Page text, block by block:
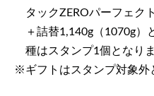
タックZEROパーフェク
＋詰替1,140g（1070g）
種はスタンプ1個となりま
ギフトはスタンプ対象外